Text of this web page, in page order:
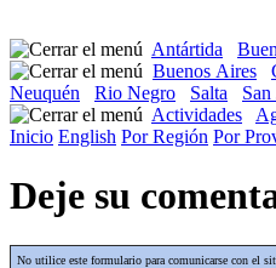
Antártida
Buenos Aires
Neuquén
Rio Negro Salta San
Actividades
Inicio English Por Región Por
Deje su
No utilice este formulario para comunicarse con el